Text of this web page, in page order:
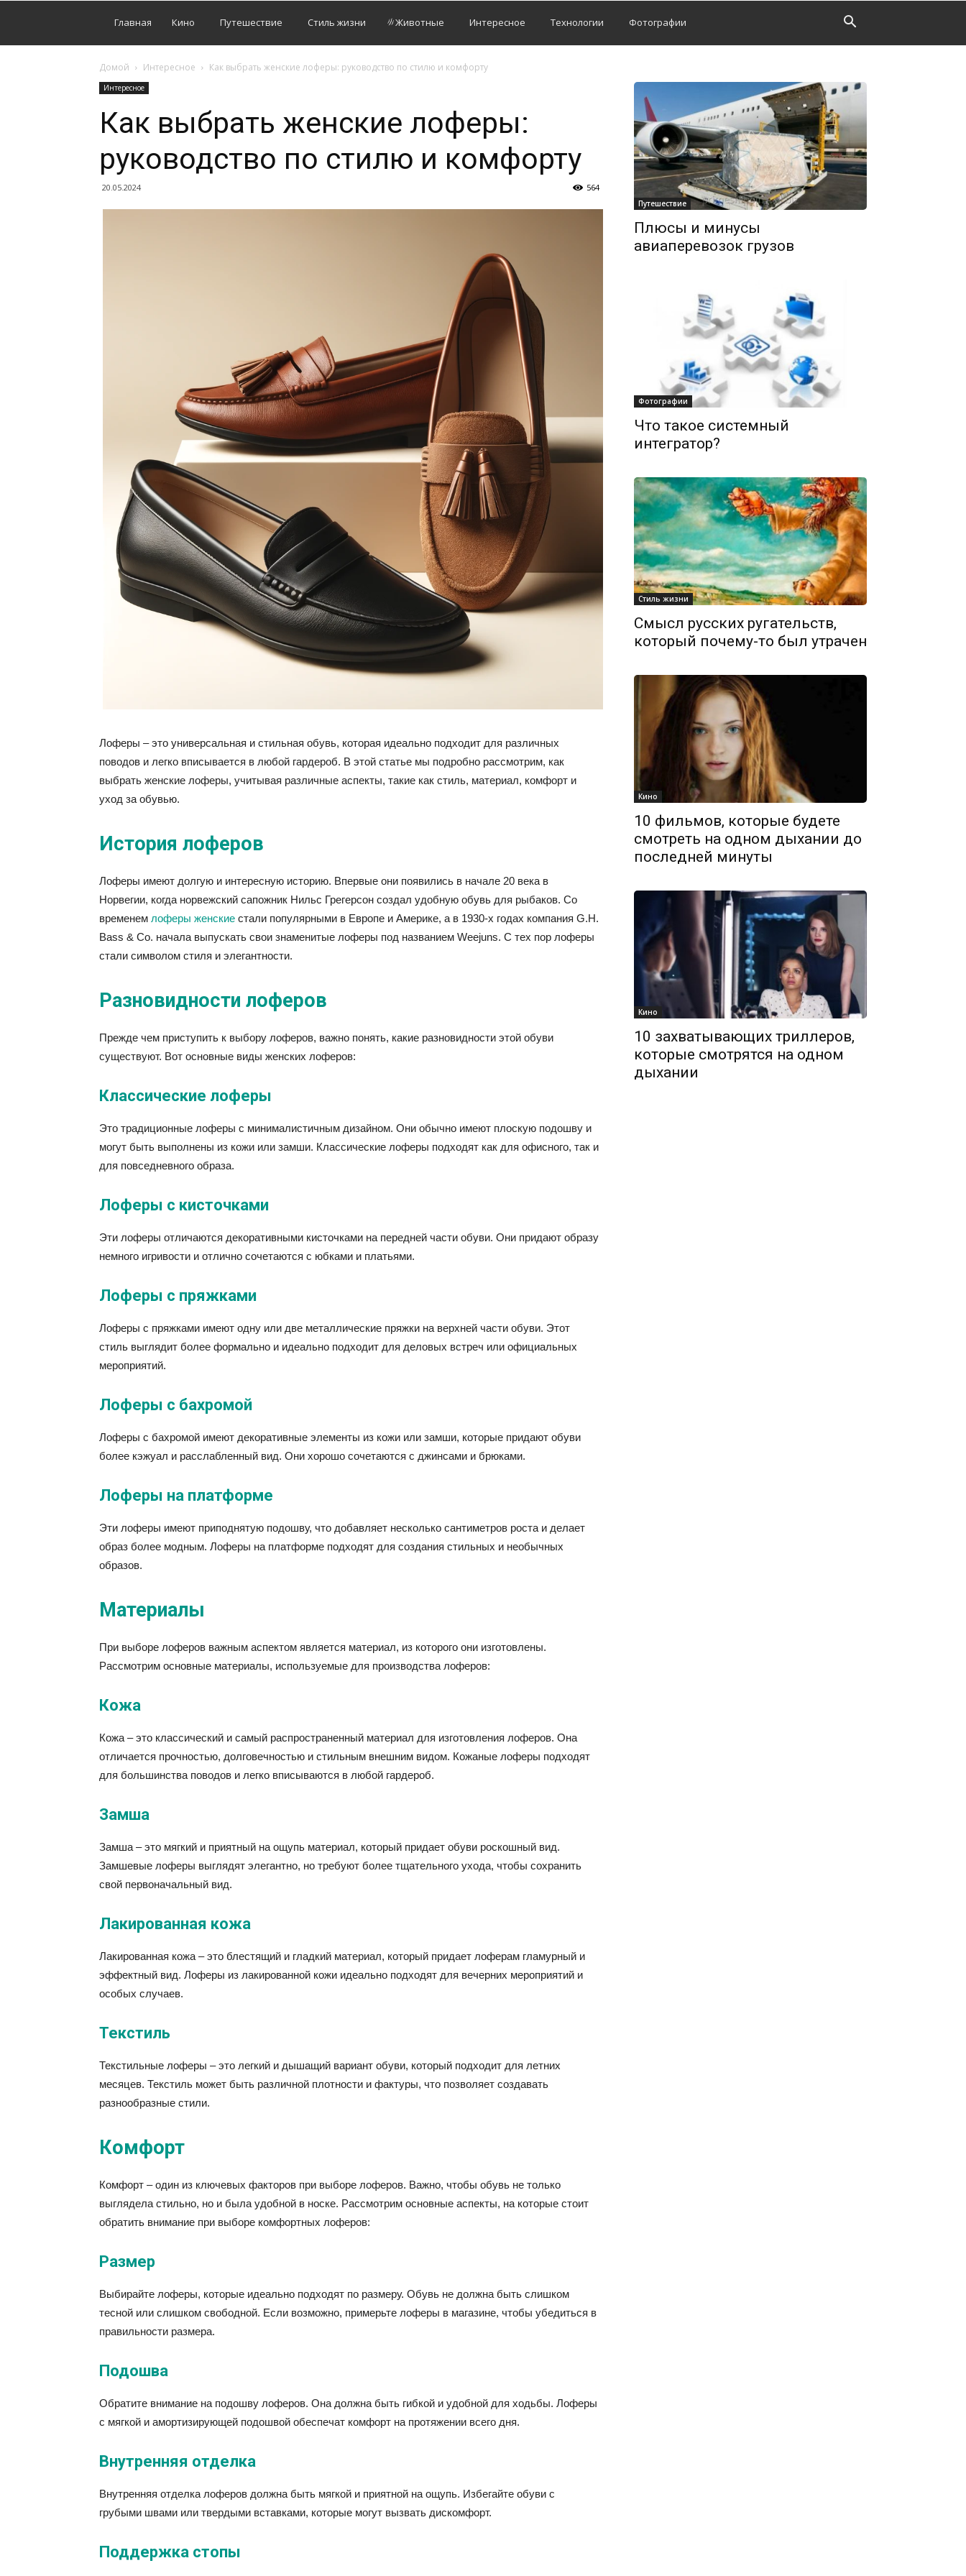
Главная Кино Путешествие Стиль жизни Животные Интересное Технологии Фотографии
Домой Интересное Как выбрать женские лоферы: руководство по стилю и комфорту
Интересное
Как выбрать женские лоферы:
руководство по стилю и комфорту
20.05.2024 564
Лоферы – это универсальная и стильная обувь, которая идеально подходит для различных
поводов и легко вписывается в любой гардероб. В этой статье мы подробно рассмотрим, как
выбрать женские лоферы, учитывая различные аспекты, такие как стиль, материал, комфорт и
уход за обувью.
История лоферов
Лоферы имеют долгую и интересную историю. Впервые они появились в начале 20 века в
Норвегии, когда норвежский сапожник Нильс Грегерсон создал удобную обувь для рыбаков. Со
временем лоферы женские стали популярными в Европе и Америке, а в 1930-х годах компания G.H.
Bass & Co. начала выпускать свои знаменитые лоферы под названием Weejuns. С тех пор лоферы
стали символом стиля и элегантности.
Разновидности лоферов
Прежде чем приступить к выбору лоферов, важно понять, какие разновидности этой обуви
существуют. Вот основные виды женских лоферов:
Классические лоферы
Это традиционные лоферы с минималистичным дизайном. Они обычно имеют плоскую подошву и
могут быть выполнены из кожи или замши. Классические лоферы подходят как для офисного, так и
для повседневного образа.
Лоферы с кисточками
Эти лоферы отличаются декоративными кисточками на передней части обуви. Они придают образу
немного игривости и отлично сочетаются с юбками и платьями.
Лоферы с пряжками
Лоферы с пряжками имеют одну или две металлические пряжки на верхней части обуви. Этот
стиль выглядит более формально и идеально подходит для деловых встреч или официальных
мероприятий.
Лоферы с бахромой
Лоферы с бахромой имеют декоративные элементы из кожи или замши, которые придают обуви
более кэжуал и расслабленный вид. Они хорошо сочетаются с джинсами и брюками.
Лоферы на платформе
Эти лоферы имеют приподнятую подошву, что добавляет несколько сантиметров роста и делает
образ более модным. Лоферы на платформе подходят для создания стильных и необычных
образов.
Материалы
При выборе лоферов важным аспектом является материал, из которого они изготовлены.
Рассмотрим основные материалы, используемые для производства лоферов:
Кожа
Кожа – это классический и самый распространенный материал для изготовления лоферов. Она
отличается прочностью, долговечностью и стильным внешним видом. Кожаные лоферы подходят
для большинства поводов и легко вписываются в любой гардероб.
Замша
Замша – это мягкий и приятный на ощупь материал, который придает обуви роскошный вид.
Замшевые лоферы выглядят элегантно, но требуют более тщательного ухода, чтобы сохранить
свой первоначальный вид.
Лакированная кожа
Лакированная кожа – это блестящий и гладкий материал, который придает лоферам гламурный и
эффектный вид. Лоферы из лакированной кожи идеально подходят для вечерних мероприятий и
особых случаев.
Текстиль
Текстильные лоферы – это легкий и дышащий вариант обуви, который подходит для летних
месяцев. Текстиль может быть различной плотности и фактуры, что позволяет создавать
разнообразные стили.
Комфорт
Комфорт – один из ключевых факторов при выборе лоферов. Важно, чтобы обувь не только
выглядела стильно, но и была удобной в носке. Рассмотрим основные аспекты, на которые стоит
обратить внимание при выборе комфортных лоферов:
Размер
Выбирайте лоферы, которые идеально подходят по размеру. Обувь не должна быть слишком
тесной или слишком свободной. Если возможно, примерьте лоферы в магазине, чтобы убедиться в
правильности размера.
Подошва
Обратите внимание на подошву лоферов. Она должна быть гибкой и удобной для ходьбы. Лоферы
с мягкой и амортизирующей подошвой обеспечат комфорт на протяжении всего дня.
Внутренняя отделка
Внутренняя отделка лоферов должна быть мягкой и приятной на ощупь. Избегайте обуви с
грубыми швами или твердыми вставками, которые могут вызвать дискомфорт.
Поддержка стопы
Путешествие
Плюсы и минусы
авиаперевозок грузов
Фотографии
Что такое системный
интегратор?
Стиль жизни
Смысл русских ругательств,
который почему-то был утрачен
Кино
10 фильмов, которые будете
смотреть на одном дыхании до
последней минуты
Кино
10 захватывающих триллеров,
которые смотрятся на одном
дыхании